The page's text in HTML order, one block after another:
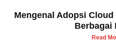
Mengenal Adopsi
Berbagai
Read